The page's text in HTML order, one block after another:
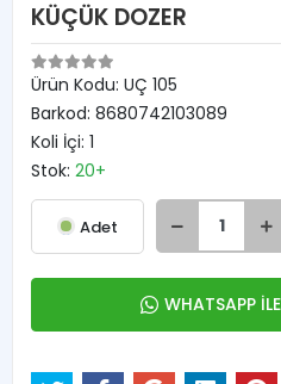
KÜÇÜK DOZER
Ürün Kodu: UÇ 105
Barkod: 8680742103089
Koli İçi: 1
Stok: 20+
Adet
WHATSAPP